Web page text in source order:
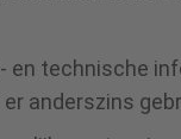
technische
anderszins